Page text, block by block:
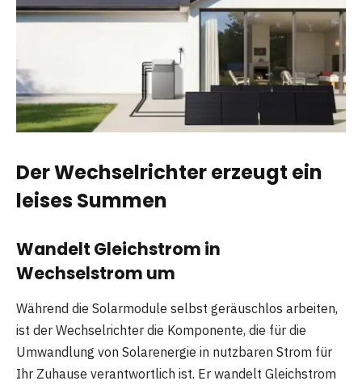
Der Wechselrichter erzeugt ein
leises Summen
Wandelt Gleichstrom in
Wechselstrom um
Während die Solarmodule selbst geräuschlos arbeiten,
ist der Wechselrichter die Komponente, die für die
Umwandlung von Solarenergie in nutzbaren Strom für
Ihr Zuhause verantwortlich ist. Er wandelt Gleichstrom